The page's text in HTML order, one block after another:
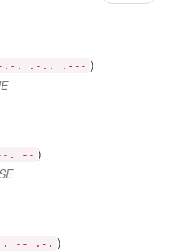
.-. .-.. .--- )
. -- )
-- .-. )